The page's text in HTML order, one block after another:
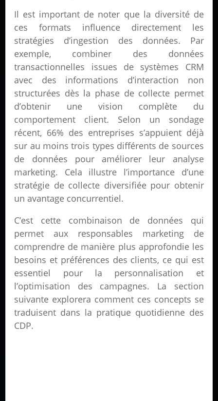
Il est important de noter que la diversité de
ces formats influence directement les
stratégies d’ingestion des données. Par
exemple, combiner des données
transactionnelles issues de systèmes CRM
avec des informations d’interaction non
structurées dès la phase de collecte permet
d’obtenir une vision complète du
comportement client. Selon un sondage
récent, 66% des entreprises s’appuient déjà
sur au moins trois types différents de sources
de données pour améliorer leur analyse
marketing. Cela illustre l’importance d’une
stratégie de collecte diversifiée pour obtenir
un avantage concurrentiel.
C’est cette combinaison de données qui
permet aux responsables marketing de
comprendre de manière plus approfondie les
besoins et préférences des clients, ce qui est
essentiel pour la personnalisation et
l’optimisation des campagnes. La section
suivante explorera comment ces concepts se
traduisent dans la pratique quotidienne des
CDP.